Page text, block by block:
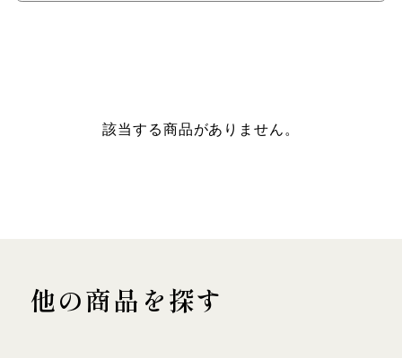
該当する商品がありません。
他の商品を探す